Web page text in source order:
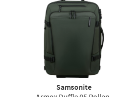
Samsonite